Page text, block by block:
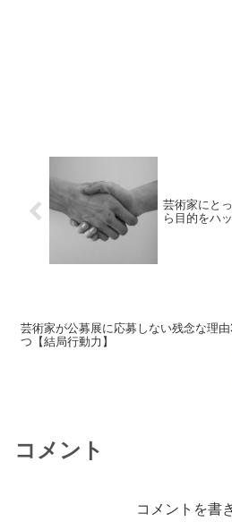
芸術家にと
ら目的をハ
芸術家が公募展に応募しない残念な理由
つ【結局行動力】
コメント
コメントを書